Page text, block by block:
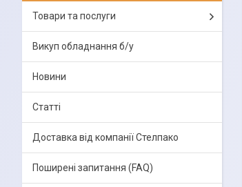
Товари та послуги
Викуп обладнання б/у
Новини
Статті
Доставка від компанії Стелпако
Поширені запитання (FAQ)